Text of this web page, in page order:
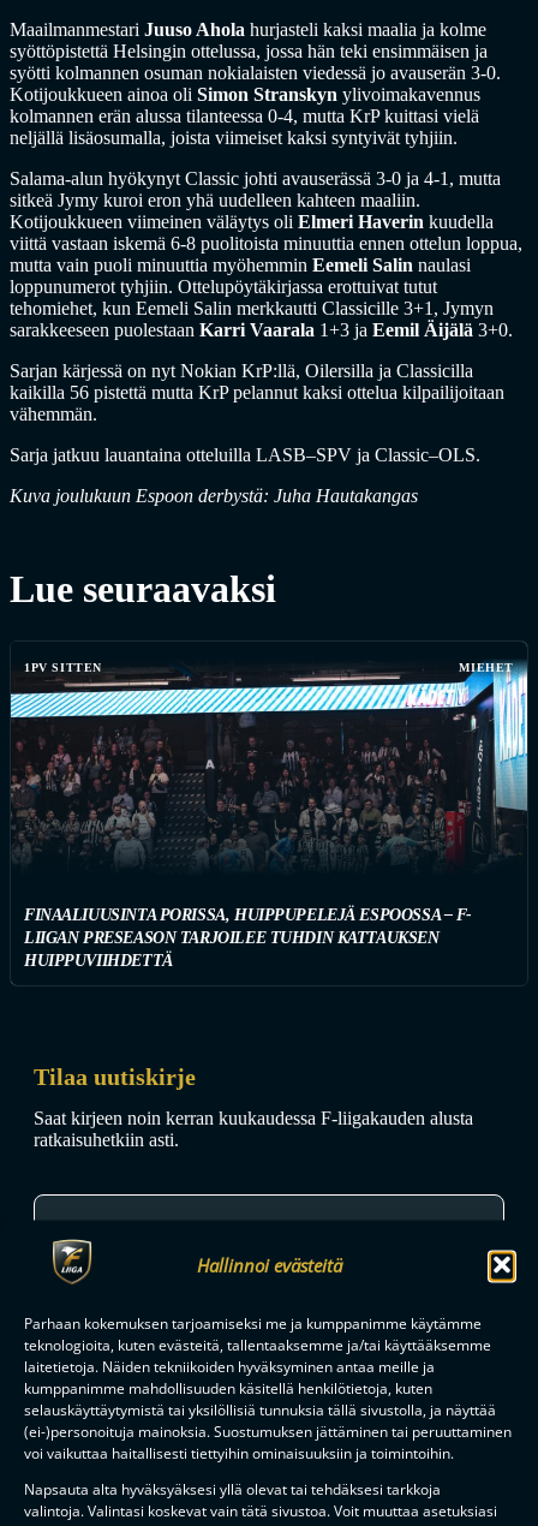
Hallinnoi evästeitä
Parhaan kokemuksen tarjoamiseksi me ja kumppanimme käytämme
teknologioita, kuten evästeitä, tallentaaksemme ja/tai käyttääksemme
laitetietoja. Näiden tekniikoiden hyväksyminen antaa meille ja
kumppanimme mahdollisuuden käsitellä henkilötietoja, kuten
selauskäyttäytymistä tai yksilöllisiä tunnuksia tällä sivustolla, ja näyttää
(ei-)personoituja mainoksia. Suostumuksen jättäminen tai peruuttaminen
voi vaikuttaa haitallisesti tiettyihin ominaisuuksiin ja toimintoihin.
Napsauta alta hyväksyäksesi yllä olevat tai tehdäksesi tarkkoja
valintoja. Valintasi koskevat vain tätä sivustoa. Voit muuttaa asetuksiasi
Maailmanmestari Juuso Ahola hurjasteli kaksi maalia ja kolme
syöttöpistettä Helsingin ottelussa, jossa hän teki ensimmäisen ja
syötti kolmannen osuman nokialaisten viedessä jo avauserän 3-0.
Kotijoukkueen ainoa oli Simon Stranskyn ylivoimakavennus
kolmannen erän alussa tilanteessa 0-4, mutta KrP kuittasi vielä
neljällä lisäosumalla, joista viimeiset kaksi syntyivät tyhjiin.
Salama-alun hyökynyt Classic johti avauserässä 3-0 ja 4-1, mutta
sitkeä Jymy kuroi eron yhä uudelleen kahteen maaliin.
Kotijoukkueen viimeinen väläytys oli Elmeri Haverin kuudella
viittä vastaan iskemä 6-8 puolitoista minuuttia ennen ottelun loppua,
mutta vain puoli minuuttia myöhemmin Eemeli Salin naulasi
loppunumerot tyhjiin. Ottelupöytäkirjassa erottuivat tutut
tehomiehet, kun Eemeli Salin merkkautti Classicille 3+1, Jymyn
sarakkeeseen puolestaan Karri Vaarala 1+3 ja Eemil Äijälä 3+0.
Sarjan kärjessä on nyt Nokian KrP:llä, Oilersilla ja Classicilla
kaikilla 56 pistettä mutta KrP pelannut kaksi ottelua kilpailijoitaan
vähemmän.
Sarja jatkuu lauantaina otteluilla LASB–SPV ja Classic–OLS.
Kuva joulukuun Espoon derbystä: Juha Hautakangas
Lue seuraavaksi
1PV SITTEN MIEHET
FINAALIUUSINTA PORISSA, HUIPPUPELEJÄ ESPOOSSA – F-
LIIGAN PRESEASON TARJOILEE TUHDIN KATTAUKSEN
HUIPPUVIIHDETTÄ
Tilaa uutiskirje
Saat kirjeen noin kerran kuukaudessa F-liigakauden alusta
ratkaisuhetkiin asti.
TILAA
F-LIIGANKUMPPANIT